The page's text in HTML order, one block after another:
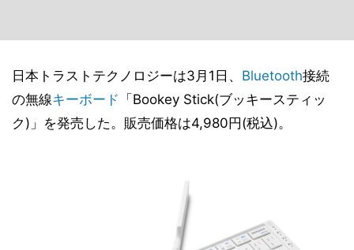
日本トラストテクノロジーは3月1日、 Bluetooth接続
の無線キーボード 「Bookey Stick(ブッキースティッ
ク)」を発売した。販売価格は4,980円(税込)。